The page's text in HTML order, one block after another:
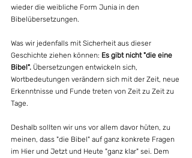
wieder die weibliche Form Junia in den
Bibelübersetzungen.
Was wir jedenfalls mit Sicherheit aus dieser
Geschichte ziehen können: Es gibt nicht "die eine
Bibel". Übersetzungen entwickeln sich,
Wortbedeutungen verändern sich mit der Zeit, neue
Erkenntnisse und Funde treten von Zeit zu Zeit zu
Tage.
Deshalb sollten wir uns vor allem davor hüten, zu
meinen, dass "die Bibel" auf ganz konkrete Fragen
im Hier und Jetzt und Heute "ganz klar" sei. Dem